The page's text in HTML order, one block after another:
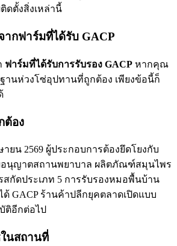
ดตั้งสิ่งเหล่านี้
ากฟาร์มที่ได้รับ GACP
ฟาร์มที่ได้รับการรับรอง GACP หากคุณ
านห่วงโซ่อุปทานที่ถูกต้อง เพียงข้อนี้ก็
ต้อง
ยน 2569 ผู้ประกอบการต้องยึดโยงกับ
นุญาตสถานพยาบาล ผลิตภัณฑ์สมุนไพร
กัดประเภท 5 การรับรองหมอพื้นบ้าน
GACP ร้านค้าปลีกยุคตลาดเปิดแบบ
ติอีกต่อไป
ในสถานที่